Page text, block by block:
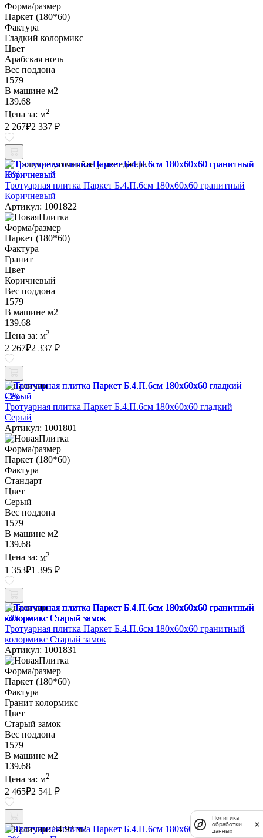
Форма/размер
Паркет (180*60)
Фактура
Гладкий колормикс
Цвет
Арабская ночь
Вес поддона
1579
В машине м2
139.68
Цена за: м2
2 267₽2 337 ₽
Наличие уточняйте у менеджера
-3%
Тротуарная плитка Паркет Б.4.П.6см 180х60х60 гранитный
Коричневый
Артикул: 1001822
Форма/размер
Паркет (180*60)
Фактура
Гранит
Цвет
Коричневый
Вес поддона
1579
В машине м2
139.68
Цена за: м2
2 267₽2 337 ₽
В наличии
-3%
Тротуарная плитка Паркет Б.4.П.6см 180х60х60 гладкий
Серый
Артикул: 1001801
Форма/размер
Паркет (180*60)
Фактура
Стандарт
Цвет
Серый
Вес поддона
1579
В машине м2
139.68
Цена за: м2
1 353₽1 395 ₽
В наличии
-3%
Тротуарная плитка Паркет Б.4.П.6см 180х60х60 гранитный
колормикс Старый замок
Артикул: 1001831
Форма/размер
Паркет (180*60)
Фактура
Гранит колормикс
Цвет
Старый замок
Вес поддона
1579
В машине м2
139.68
Цена за: м2
2 465₽2 541 ₽
В наличии: 34.92 м2
Политика
обработки
данных